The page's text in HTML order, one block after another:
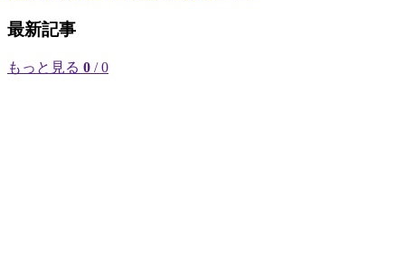
最新記事
もっと見る 0 / 0